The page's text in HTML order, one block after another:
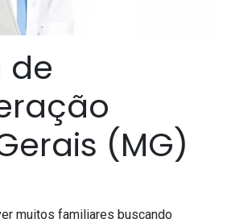
de
(MG)
muitos familiares buscando